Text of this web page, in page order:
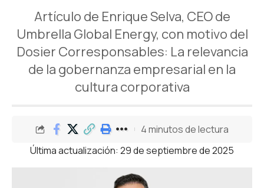
Artículo de Enrique Selva, CEO de
Umbrella Global Energy, con motivo del
Dosier Corresponsables: La relevancia
de la gobernanza empresarial en la
cultura corporativa
Última actualización: 29 de septiembre de 2025
4 minutos de lectura